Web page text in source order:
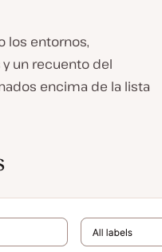
los entornos,
y un recuento del
encima de la lista